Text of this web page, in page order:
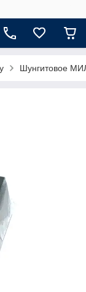
Шунгитовое